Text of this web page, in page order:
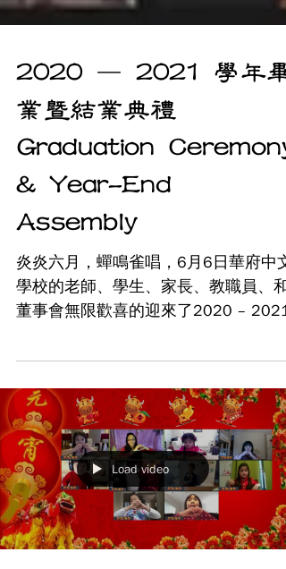
2020 – 2021 學年畢
業暨結業典禮
Graduation Ceremony
& Year-End
Assembly
炎炎六月，蟬鳴雀唱，6月6日華府中文
學校的老師、學生、家長、教職員、和
學年的畢業暨結業典禮。美中不足的
大家無法歡聚一堂，而是以線上活動的
形式進行。...
Load video